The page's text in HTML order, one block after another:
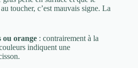
toucher, c’est mauvais signe. La
ou orange : contrairement à la
indiquent une